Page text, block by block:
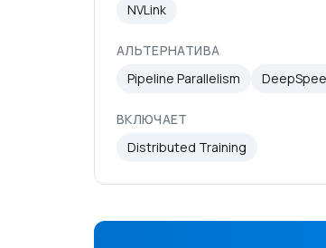
NVLink
АЛЬТЕРНАТИВА
Pipeline Parallelism
ВКЛЮЧАЕТ
Distributed Training